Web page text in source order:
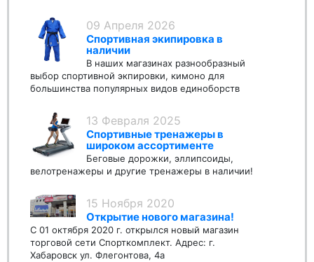
09 Апреля 2026
Спортивная экипировка в
наличии
В наших магазинах разнообразный
выбор спортивной экпировки, кимоно для
большинства популярных видов единоборств
13 Февраля 2025
Спортивные тренажеры в
широком ассортименте
Беговые дорожки, эллипсоиды,
велотренажеры и другие тренажеры в наличии!
15 Ноября 2020
Открытие нового магазина!
С 01 октября 2020 г. открылся новый магазин
торговой сети Спорткомплект. Адрес: г.
Хабаровск ул. Флегонтова, 4а